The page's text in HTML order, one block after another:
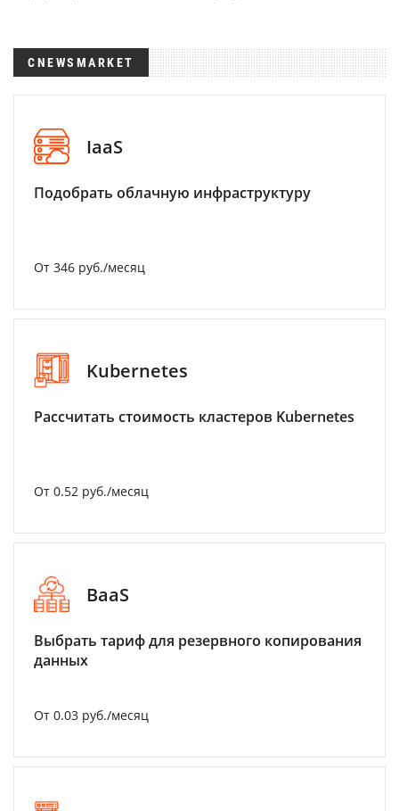
CNEWSMARKET
IaaS
Подобрать облачную инфраструктуру
От 346 руб./месяц
Kubernetes
Рассчитать стоимость кластеров Kubernetes
От 0.52 руб./месяц
BaaS
Выбрать тариф для резервного копирования
данных
От 0.03 руб./месяц